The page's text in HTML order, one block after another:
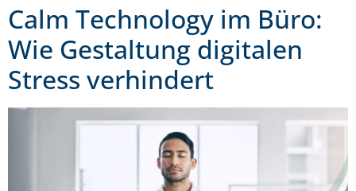
Calm Technology im Büro:
Wie Gestaltung digitalen
Stress verhindert